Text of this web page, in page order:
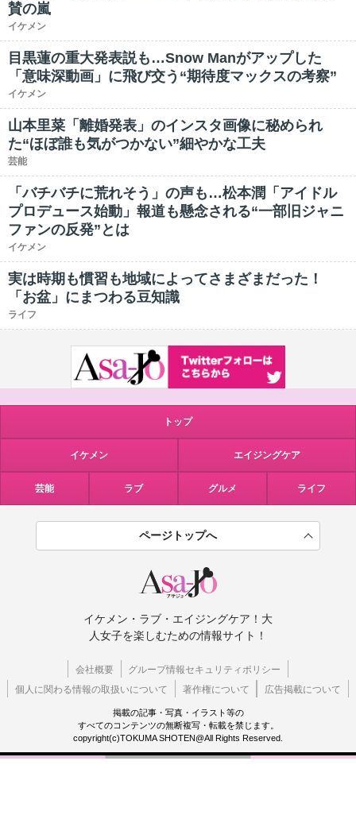
賛の嵐
イケメン
目黒蓮の重大発表説も…Snow Manがアップした
「意味深動画」に飛び交う“期待度マックスの考察”
イケメン
山本里菜「離婚発表」のインスタ画像に秘められ
た“ほぼ誰も気がつかない”細やかな工夫
芸能
「バチバチに荒れそう」の声も…松本潤「アイドル
プロデュース始動」報道も懸念される“一部旧ジャニ
ファンの反発”とは
イケメン
実は時期も慣習も地域によってさまざまだった！
「お盆」にまつわる豆知識
ライフ
トップ
イケメン エイジングケア
芸能 ラブ グルメ ライフ
ページトップへ
イケメン・ラブ・エイジングケア！大
人女子を楽しむための情報サイト！
会社概要
グループ情報セキュリティポリシー
個人に関わる情報の取扱いについて
著作権について 広告掲載について
掲載の記事・写真・イラスト等の
すべてのコンテンツの無断複写・転載を禁じます。
copyright(c)TOKUMA SHOTEN@All Rights Reserved.